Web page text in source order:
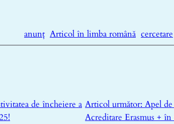
anunț Articol în limba română cercetare
de încheiere a Articol următor:Apel
Acreditare Erasmus +